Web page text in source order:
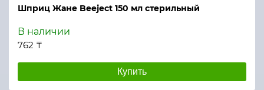
Шприц Жане Beeject 150 мл стерильный
В наличии
762 ₸
Купить